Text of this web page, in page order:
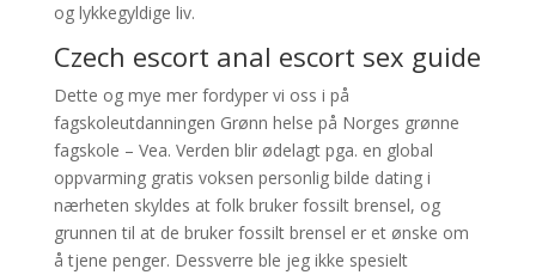
og lykkegyldige liv.
Czech escort anal escort sex guide
Dette og mye mer fordyper vi oss i på
fagskoleutdanningen Grønn helse på Norges grønne
fagskole – Vea. Verden blir ødelagt pga. en global
oppvarming gratis voksen personlig bilde dating i
nærheten skyldes at folk bruker fossilt brensel, og
grunnen til at de bruker fossilt brensel er et ønske om
å tjene penger. Dessverre ble jeg ikke spesielt